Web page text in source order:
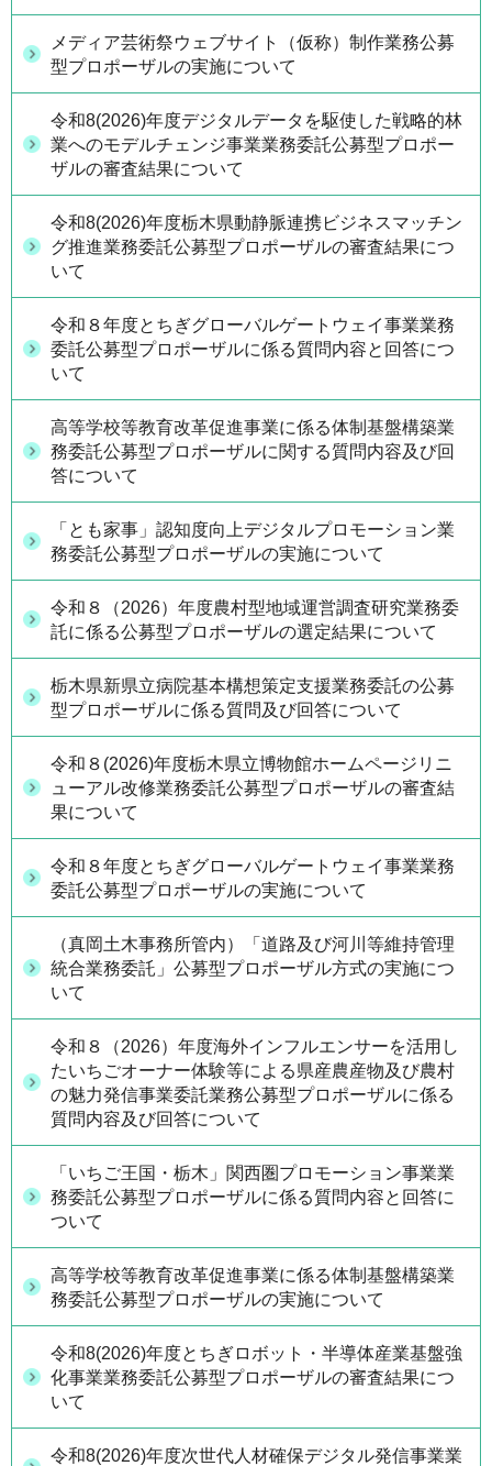
メディア芸術祭ウェブサイト（仮称）制作業務公募
型プロポーザルの実施について
令和8(2026)年度デジタルデータを駆使した戦略的林
業へのモデルチェンジ事業業務委託公募型プロポー
ザルの審査結果について
令和8(2026)年度栃木県動静脈連携ビジネスマッチン
グ推進業務委託公募型プロポーザルの審査結果につ
いて
令和８年度とちぎグローバルゲートウェイ事業業務
委託公募型プロポーザルに係る質問内容と回答につ
いて
高等学校等教育改革促進事業に係る体制基盤構築業
務委託公募型プロポーザルに関する質問内容及び回
答について
「とも家事」認知度向上デジタルプロモーション業
務委託公募型プロポーザルの実施について
令和８（2026）年度農村型地域運営調査研究業務委
託に係る公募型プロポーザルの選定結果について
栃木県新県立病院基本構想策定支援業務委託の公募
型プロポーザルに係る質問及び回答について
令和８(2026)年度栃木県立博物館ホームページリニ
ューアル改修業務委託公募型プロポーザルの審査結
果について
令和８年度とちぎグローバルゲートウェイ事業業務
委託公募型プロポーザルの実施について
（真岡土木事務所管内）「道路及び河川等維持管理
統合業務委託」公募型プロポーザル方式の実施につ
いて
令和８（2026）年度海外インフルエンサーを活用し
たいちごオーナー体験等による県産農産物及び農村
の魅力発信事業委託業務公募型プロポーザルに係る
質問内容及び回答について
「いちご王国・栃木」関西圏プロモーション事業業
務委託公募型プロポーザルに係る質問内容と回答に
ついて
高等学校等教育改革促進事業に係る体制基盤構築業
務委託公募型プロポーザルの実施について
令和8(2026)年度とちぎロボット・半導体産業基盤強
化事業業務委託公募型プロポーザルの審査結果につ
いて
令和8(2026)年度次世代人材確保デジタル発信事業業